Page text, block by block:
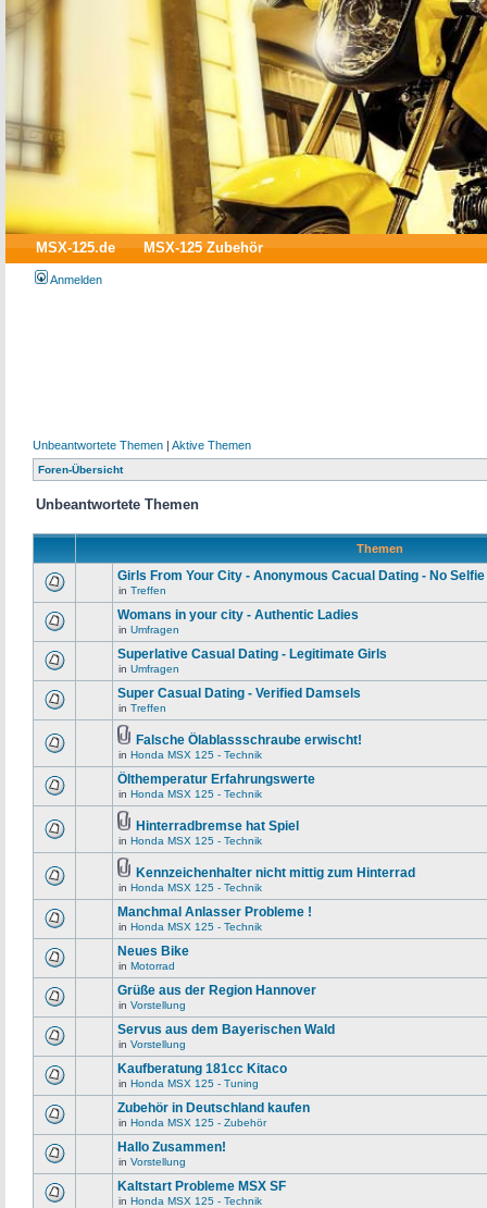
MSX-125.de MSX-125 Zubehör
Anmelden
Unbeantwortete Themen | Aktive Themen
Foren-Übersicht
Unbeantwortete Themen
Themen
Girls From Your City - Anonymous Cacual Dating - No Selfie
in Treffen
Womans in your city - Authentic Ladies
in Umfragen
Superlative Сasual Dating - Legitimate Girls
in Umfragen
Super Сasual Dating - Verified Damsels
in Treffen
Falsche Ölablassschraube erwischt!
in Honda MSX 125 - Technik
Ölthemperatur Erfahrungswerte
in Honda MSX 125 - Technik
Hinterradbremse hat Spiel
in Honda MSX 125 - Technik
Kennzeichenhalter nicht mittig zum Hinterrad
in Honda MSX 125 - Technik
Manchmal Anlasser Probleme !
in Honda MSX 125 - Technik
Neues Bike
in Motorrad
Grüße aus der Region Hannover
in Vorstellung
Servus aus dem Bayerischen Wald
in Vorstellung
Kaufberatung 181cc Kitaco
in Honda MSX 125 - Tuning
Zubehör in Deutschland kaufen
in Honda MSX 125 - Zubehör
Hallo Zusammen!
in Vorstellung
Kaltstart Probleme MSX SF
in Honda MSX 125 - Technik